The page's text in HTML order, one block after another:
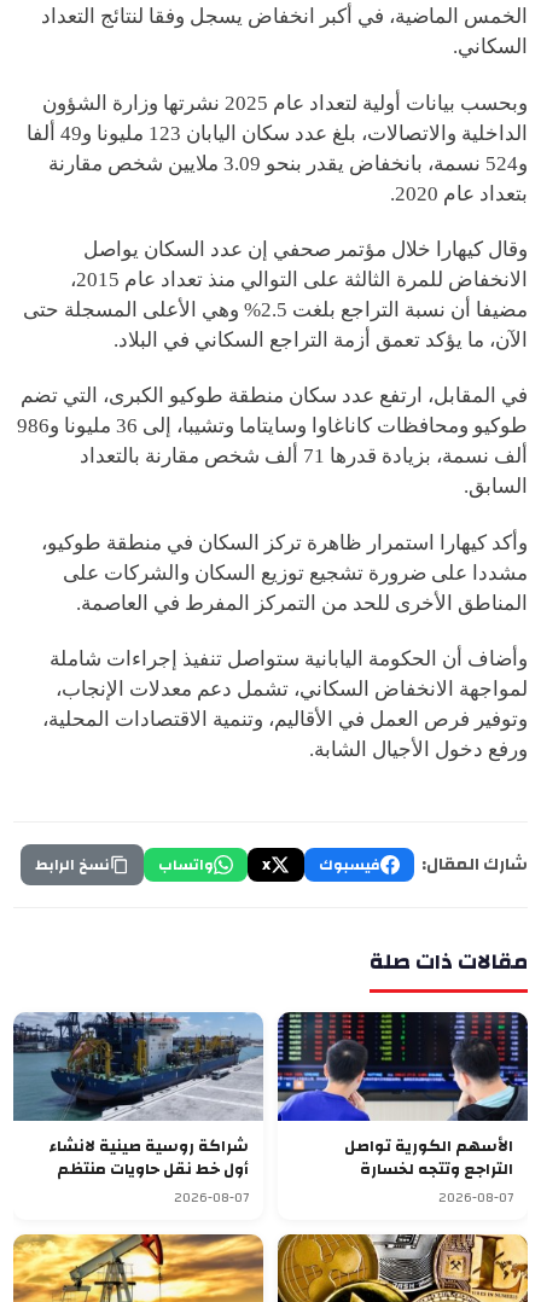
الخمس الماضية، في أكبر انخفاض يسجل وفقا لنتائج التعداد
السكاني.
وبحسب بيانات أولية لتعداد عام 2025 نشرتها وزارة الشؤون
الداخلية والاتصالات، بلغ عدد سكان اليابان 123 مليونا و49 ألفا
و524 نسمة، بانخفاض يقدر بنحو 3.09 ملايين شخص مقارنة
بتعداد عام 2020.
وقال كيهارا خلال مؤتمر صحفي إن عدد السكان يواصل
الانخفاض للمرة الثالثة على التوالي منذ تعداد عام 2015،
مضيفا أن نسبة التراجع بلغت 2.5% وهي الأعلى المسجلة حتى
الآن، ما يؤكد تعمق أزمة التراجع السكاني في البلاد.
في المقابل، ارتفع عدد سكان منطقة طوكيو الكبرى، التي تضم
طوكيو ومحافظات كاناغاوا وسايتاما وتشيبا، إلى 36 مليونا و986
ألف نسمة، بزيادة قدرها 71 ألف شخص مقارنة بالتعداد
السابق.
وأكد كيهارا استمرار ظاهرة تركز السكان في منطقة طوكيو،
مشددا على ضرورة تشجيع توزيع السكان والشركات على
المناطق الأخرى للحد من التمركز المفرط في العاصمة.
وأضاف أن الحكومة اليابانية ستواصل تنفيذ إجراءات شاملة
لمواجهة الانخفاض السكاني، تشمل دعم معدلات الإنجاب،
وتوفير فرص العمل في الأقاليم، وتنمية الاقتصادات المحلية،
ورفع دخول الأجيال الشابة.
شارك المقال: فيسبوك X واتساب نسخ الرابط
مقالات ذات صلة
الأسهم الكورية تواصل
التراجع وتتجه لخسارة
أسبوعية سابعة
2026-08-07
شراكة روسية صينية لانشاء
أول خط نقل حاويات منتظم
يربط آسيا بأوروبا
2026-08-07